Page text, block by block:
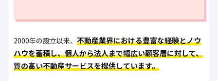
2000年の設立以来、 不動産業界における豊富な経験とノウ
ハウを蓄積し、個人から法人まで幅広い顧客層に対して、
質の高い不動産サービスを提供しています。